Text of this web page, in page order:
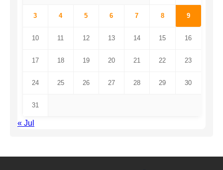
3 4 5 6 7 8 9
10 11 12 13 14 15 16
17 18 19 20 21 22 23
24 25 26 27 28 29 30
31
« Jul